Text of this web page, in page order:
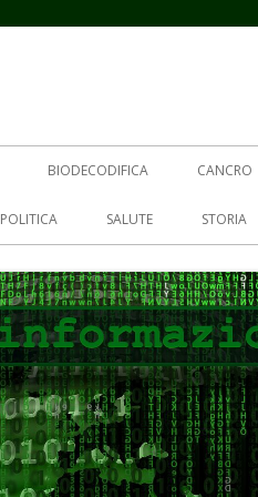
BIODECODIFICA CANCRO
POLITICA SALUTE STORIA